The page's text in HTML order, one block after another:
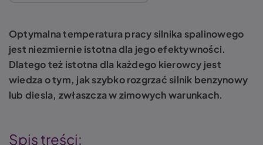
Optymalna temperatura pracy silnika spalinowego
jest niezmiernie istotna dla jego efektywności.
Dlatego też istotna dla każdego kierowcy jest
wiedza o tym, jak szybko rozgrzać silnik benzynowy
lub diesla, zwłaszcza w zimowych warunkach.
Spis treści: